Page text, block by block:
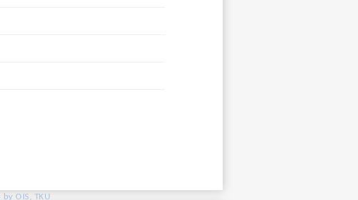
OIS, TKU